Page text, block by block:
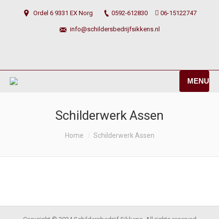
Ordel 6 9331 EX Norg 0592-612830 06-15122747
info@schildersbedrijfsikkens.nl
MENU
Schilderwerk Assen
Home Schilderwerk Assen